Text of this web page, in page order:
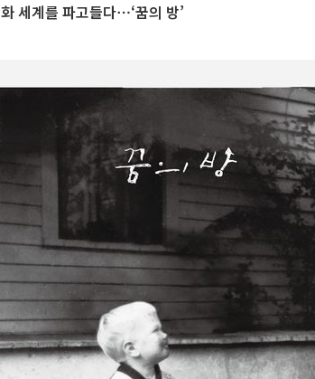
세계를 파고들다⋯‘꿈의 방’